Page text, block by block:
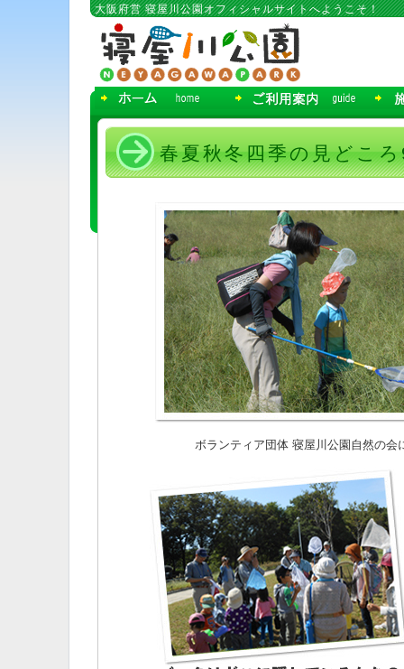
大阪府営 寝屋川公園オフィシャルサイトへようこそ！
コ
ツ
へ
動
春夏秋冬四季の見どこ
ボランティア団体 寝屋川公園自然の